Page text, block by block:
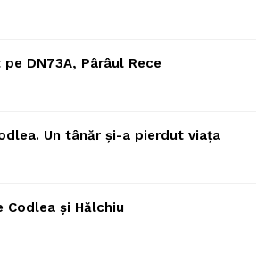
DN73A, Pârâul Rece
Un tânăr și-a pierdut viața
Codlea și Hălchiu